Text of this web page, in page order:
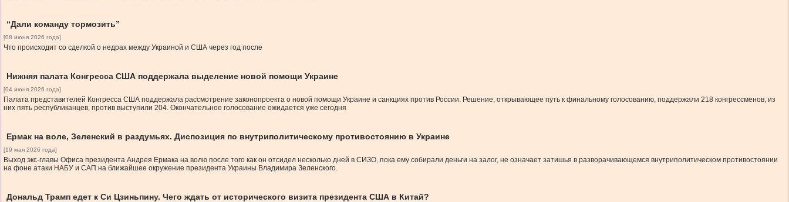
“Дали команду тормозить”
[08 июня 2026 года]
Что происходит со сделкой о недрах между Украиной и США через год после
Нижняя палата Конгресса США поддержала выделение новой помощи Украине
[04 июня 2026 года]
Палата представителей Конгресса США поддержала рассмотрение законопроекта о новой помощи Украине и санкциях против России. Решение, открывающее путь к финальному голосованию, поддержали 218 конгрессменов, из
них пять республиканцев, против выступили 204. Окончательное голосование ожидается уже сегодня
Ермак на воле, Зеленский в раздумьях. Диспозиция по внутриполитическому противостоянию в Украине
[19 мая 2026 года]
Выход экс-главы Офиса президента Андрея Ермака на волю после того как он отсидел несколько дней в СИЗО, пока ему собирали деньги на залог, не означает затишья в разворачивающемся внутриполитическом противостоянии
на фоне атаки НАБУ и САП на ближайшее окружение президента Украины Владимира Зеленского.
Дональд Трамп едет к Си Цзиньпину. Чего ждать от исторического визита президента США в Китай?